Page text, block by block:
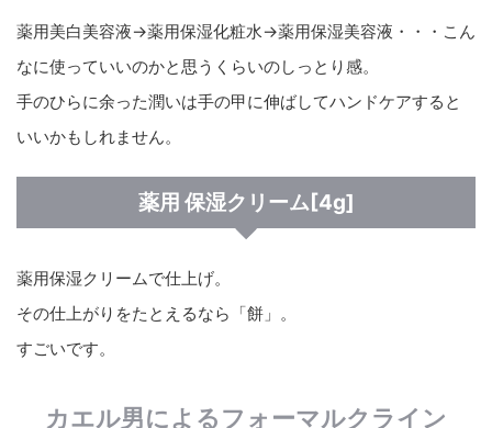
薬用美白美容液→薬用保湿化粧水→薬用保湿美容液・・・こん
なに使っていいのかと思うくらいのしっとり感。
手のひらに余った潤いは手の甲に伸ばしてハンドケアすると
いいかもしれません。
薬用 保湿クリーム[4g]
薬用保湿クリームで仕上げ。
その仕上がりをたとえるなら「餅」。
すごいです。
カエル男によるフォーマルクライン